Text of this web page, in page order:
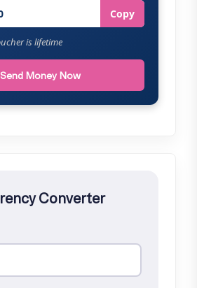
Copy
is lifetime
Send Money Now
Converter